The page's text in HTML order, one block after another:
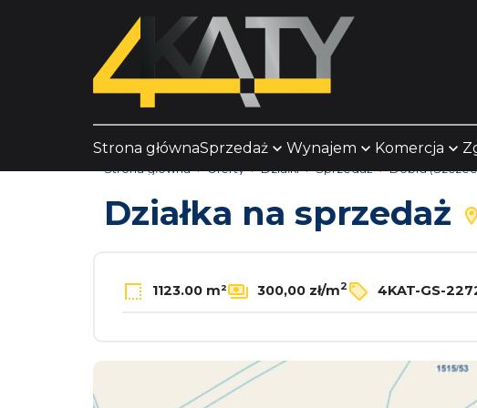
Strona głównaSprzedaż Wynajem Komercja
Strona główna Oferty Działki Sprzedaż Dobra
Działka na sprzedaż
1123.00 m² 300,00 zł/m2 4KAT-GS-